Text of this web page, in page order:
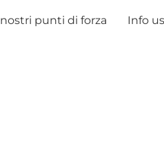
punti di forza Info